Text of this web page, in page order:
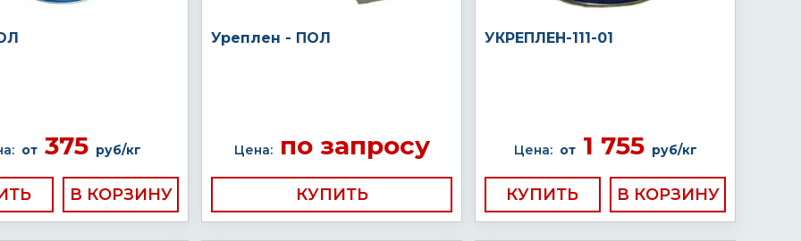
от375 руб/кг
Уреплен - ПОЛ
Цена:по запросу
КУПИТЬ
УКРЕПЛЕН-111-01
Цена: от1 755 руб/кг
КУПИТЬ